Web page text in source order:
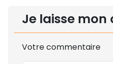
Je laisse
Votre commentaire